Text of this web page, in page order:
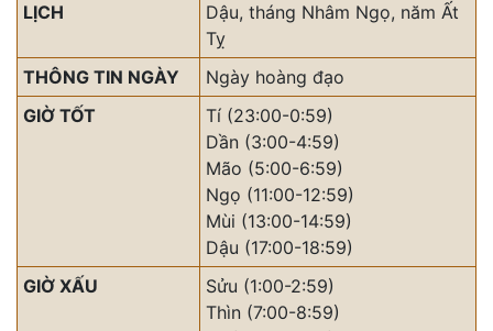
LỊCH
Dậu, tháng Nhâm Ngọ, năm Ất
Tỵ
THÔNG TIN NGÀY
Ngày hoàng đạo
GIỜ TỐT
Tí (23:00-0:59)
Dần (3:00-4:59)
Mão (5:00-6:59)
Ngọ (11:00-12:59)
Mùi (13:00-14:59)
Dậu (17:00-18:59)
GIỜ XẤU
Sửu (1:00-2:59)
Thìn (7:00-8:59)